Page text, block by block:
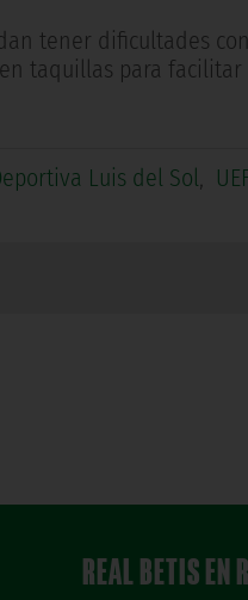
tener dificultades
taquillas para
Luis del Sol,
REAL BETIS EN